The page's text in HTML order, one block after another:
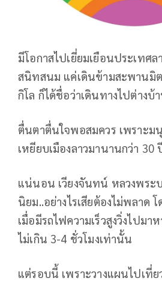
มีโอกาสไปเยี่ยมเยือนประเทศ
สนิทสนม แค่เดินข้ามสะพานมิ
กิโล ก็ได้ชื่อว่าเดินทางไปต่างบ้
ตื่นตาตื่นใจพอสมควร เพราะม
เหยียบเมืองลาวมานานกว่า 30
แน่นอน เวียงจันทน์ หลวงพระบ
นิยม..อย่างไรเสียต้องไม่พลาด
เมื่อมีรถไฟความเร็วสูงวิ่งไปมา
ไม่เกิน 3-4 ชั่วโมงเท่านั้น
แต่รอบนี้ เพราะวางแผนไปเที่ย